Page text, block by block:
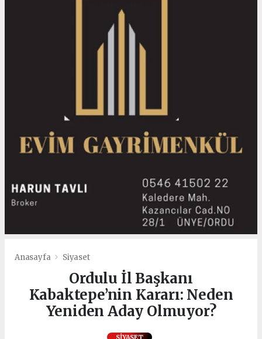
Anasayfa Siyaset
Ordulu İl Başkanı
Kabaktepe’nin Kararı: Neden
Yeniden Aday Olmuyor?
SIYASET